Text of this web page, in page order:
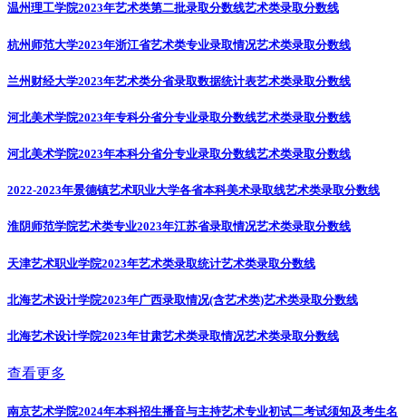
温州理工学院2023年艺术类第二批录取分数线艺术类录取分数线
杭州师范大学2023年浙江省艺术类专业录取情况艺术类录取分数线
兰州财经大学2023年艺术类分省录取数据统计表艺术类录取分数线
河北美术学院2023年专科分省分专业录取分数线艺术类录取分数线
河北美术学院2023年本科分省分专业录取分数线艺术类录取分数线
2022-2023年景德镇艺术职业大学各省本科美术录取线艺术类录取分数线
淮阴师范学院艺术类专业2023年江苏省录取情况艺术类录取分数线
天津艺术职业学院2023年艺术类录取统计艺术类录取分数线
北海艺术设计学院2023年广西录取情况(含艺术类)艺术类录取分数线
北海艺术设计学院2023年甘肃艺术类录取情况艺术类录取分数线
查看更多
南京艺术学院2024年本科招生播音与主持艺术专业初试二考试须知及考生名